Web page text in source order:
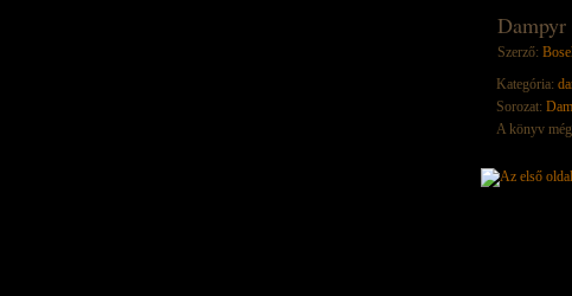
Dampyr
Szerző:
Kategória:
Sorozat:
A könyv